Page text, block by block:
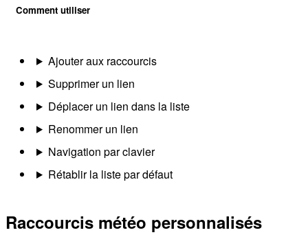
Comment utiliser
Ajouter aux raccourcis
Supprimer un lien
Déplacer un lien dans la liste
Renommer un lien
Navigation par clavier
Rétablir la liste par défaut
Raccourcis météo personnalisés